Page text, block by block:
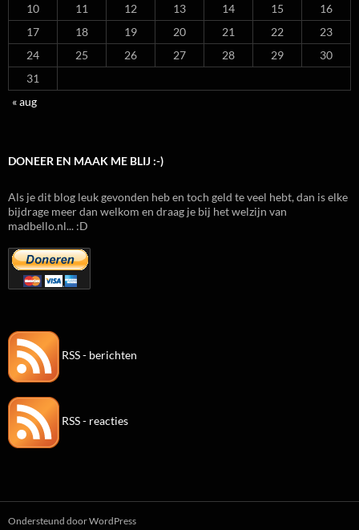
10
11 12 13 14 15
16
17
18 19 20 21 22
23
24
25 26 27 28 29
30
31
« aug
DONEER EN MAAK ME BLIJ :-)
Als je dit blog leuk gevonden heb en toch geld te veel hebt, dan is elke
bijdrage meer dan welkom en draag je bij het welzijn van
madbello.nl... :D
RSS - berichten
RSS - reacties
Ondersteund door WordPress